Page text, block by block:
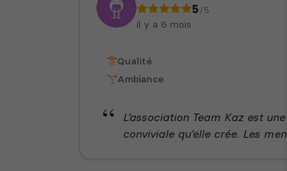
5/5
il y a 6 mois
Qualité
Ambiance
L’association Team Kaz est
conviviale qu’elle crée. Les